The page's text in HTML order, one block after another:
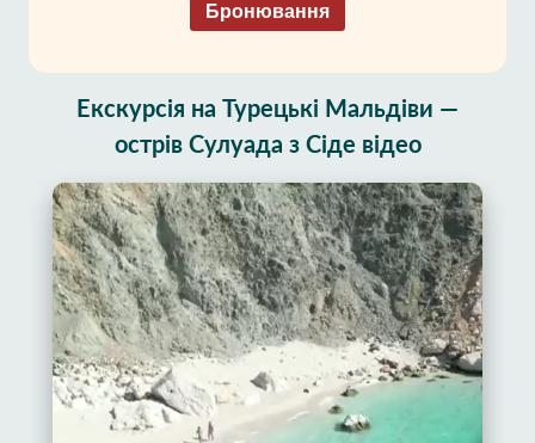
Бронювання
Екскурсія на Турецькі Мальдіви —
острів Сулуада з Сіде відео